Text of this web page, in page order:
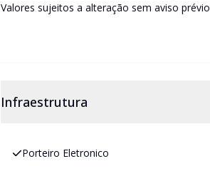
Valores sujeitos a alteração sem aviso prévio
Infraestrutura
Porteiro Eletronico